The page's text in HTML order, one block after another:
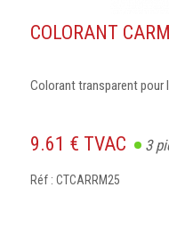
COLORANT
Colorant transparent pour
9.61 € TVAC 3
Réf : CTCARRM25